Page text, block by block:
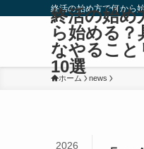
終活の始め方で何から
終活の始め
ら始める？
なやること
10選
ホーム news
2026